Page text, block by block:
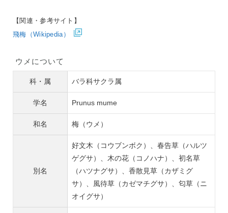
【関連・参考サイト】
飛梅（Wikipedia）
ウメについて
科・属 バラ科サクラ属
学名 Prunus mume
和名 梅（ウメ）
別名
好文木（コウブンボク）、春告草（ハルツ
ゲグサ）、木の花（コノハナ）、初名草
（ハツナグサ）、香散見草（カザミグ
サ）、風待草（カゼマチグサ）、匂草（ニ
オイグサ）